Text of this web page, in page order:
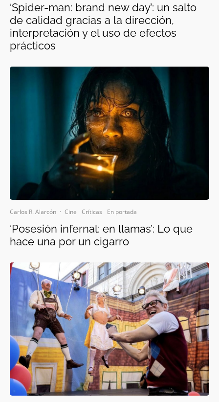
‘Spider-man: brand new day’: un salto
de calidad gracias a la dirección,
interpretación y el uso de efectos
prácticos
Carlos R. Alarcón · Cine Críticas En portada
‘Posesión infernal: en llamas’: Lo que
hace una por un cigarro